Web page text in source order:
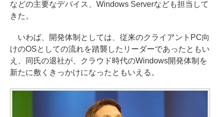
などの主要なデバイス、Windows Serverなども担当して
きた。
いわば、開発体制としては、従来のクライアントPC向
けのOSとしての流れを踏襲したリーダーであったともい
え、同氏の退社が、クラウド時代のWindows開発体制を
新たに敷くきっかけになったともいえる。